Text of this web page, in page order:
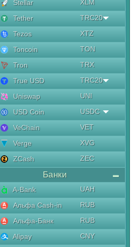
Stellar
XLM
Tether
TRC20
Tezos
XTZ
Toncoin
TON
Tron
TRX
True USD
TRC20
Uniswap
UNI
USD Coin
USDC
VeChain
VET
Verge
XVG
ZCash
ZEC
Банки
A-Bank
UAH
Альфа Cash-in
RUB
Альфа-Банк
RUB
Alipay
CNY